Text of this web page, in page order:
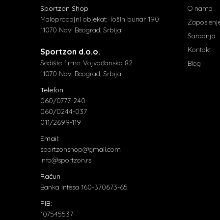
Sportzon Shop
Maloprodajni objekat: Tošin bunar 190
11070 Novi Beograd, Srbija
Sportzon d.o.o.
Sedište firme: Vojvođanska 82
11070 Novi Beograd, Srbija
Telefon:
060/0777-240
060/0244-037
011/2699-119
Email:
sportzonshop@gmail.com
info@sportzon.rs
Račun
Banka Intesa 160-370673-65
PIB:
107545537
O nama
Saradnja
Kontakt
Blog